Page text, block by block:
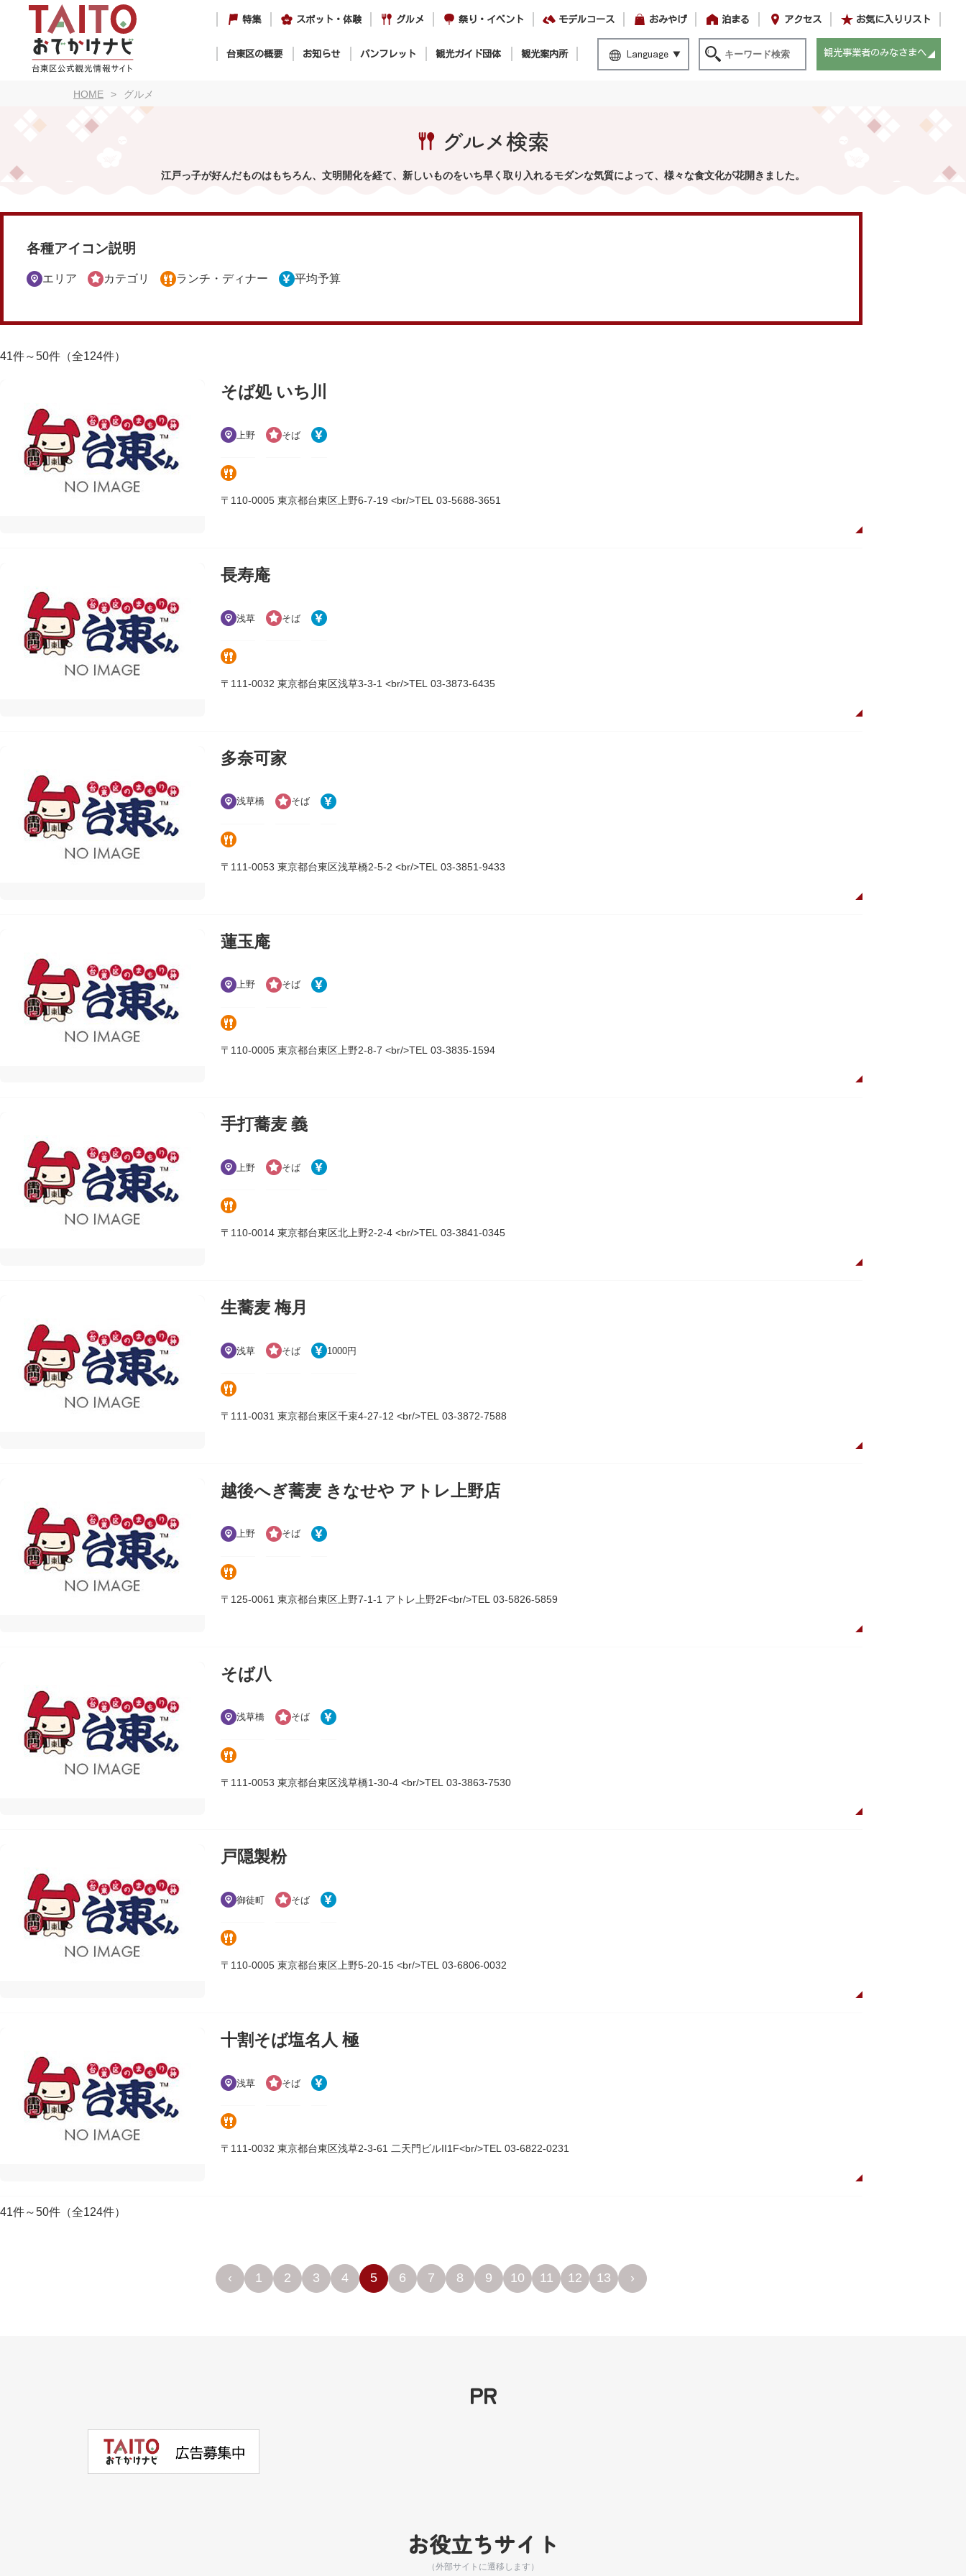
特集 スポット・体験 グルメ 祭り・イベント モデルコース おみやげ 泊まる アクセス お気に入りリスト
台東区の概要 お知らせ パンフレット 観光ガイド団体 観光案内所 Language 観光事業者のみなさまへ
HOME グルメ
グルメ検索
江戸っ子が好んだものはもちろん、文明開化を経て、新しいものをいち早く取り入れるモダンな気質によって、様々な食文化が花開きました。
各種アイコン説明
エリア カテゴリ ランチ・ディナー 平均予算
41件～50件（全124件）
そば処 いち川
上野 そば
〒110-0005 東京都台東区上野6-7-19 <br/>TEL 03-5688-3651
長寿庵
浅草 そば
〒111-0032 東京都台東区浅草3-3-1 <br/>TEL 03-3873-6435
多奈可家
浅草橋 そば
〒111-0053 東京都台東区浅草橋2-5-2 <br/>TEL 03-3851-9433
蓮玉庵
上野 そば
〒110-0005 東京都台東区上野2-8-7 <br/>TEL 03-3835-1594
手打蕎麦 義
上野 そば
〒110-0014 東京都台東区北上野2-2-4 <br/>TEL 03-3841-0345
生蕎麦 梅月
浅草 そば 1000円
〒111-0031 東京都台東区千束4-27-12 <br/>TEL 03-3872-7588
越後へぎ蕎麦 きなせや アトレ上野店
上野 そば
〒125-0061 東京都台東区上野7-1-1 アトレ上野2F<br/>TEL 03-5826-5859
そば八
浅草橋 そば
〒111-0053 東京都台東区浅草橋1-30-4 <br/>TEL 03-3863-7530
戸隠製粉
御徒町 そば
〒110-0005 東京都台東区上野5-20-15 <br/>TEL 03-6806-0032
十割そば塩名人 極
浅草 そば
〒111-0032 東京都台東区浅草2-3-61 二天門ビルII1F<br/>TEL 03-6822-0231
41件～50件（全124件）
‹ 1 2 3 4 5 6 7 8 9 10 11 12 13 ›
PR
お役立ちサイト
（外部サイトに遷移します）